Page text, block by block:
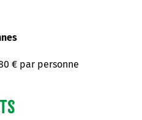
€ par personne